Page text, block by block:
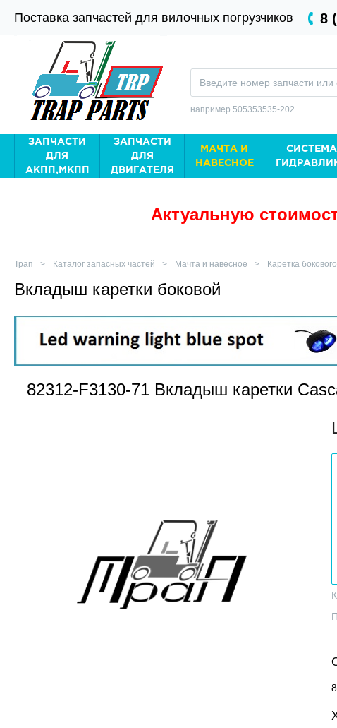
Поставка запчастей для вилочных погрузчиков 8
например 505353535-202
ЗАПЧАСТИ
ДЛЯ
АКПП,МКПП
ЗАПЧАСТИ
ДЛЯ
ДВИГАТЕЛЯ
МАЧТА И
НАВЕСНОЕ
СИСТЕМА
Актуальную
Трап Каталог запасных частей Мачта и навесное Каретка
Вкладыш каретки боковой
82312-F3130-71 Вкладыш каретки